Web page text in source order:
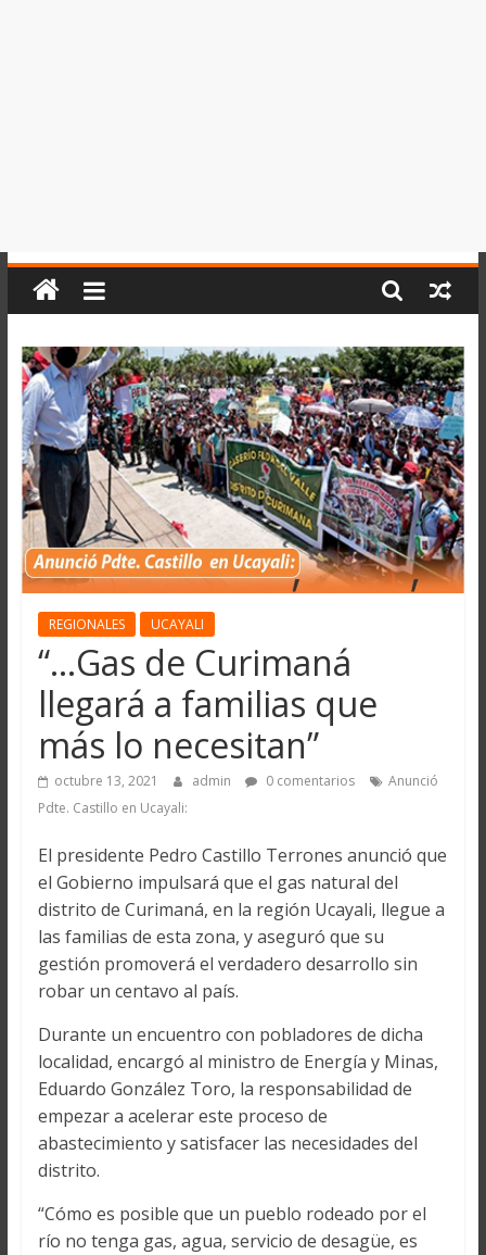
REGIONALES UCAYALI
“…Gas de Curimaná
llegará a familias que
más lo necesitan”
octubre 13, 2021 admin 0 comentarios
Anunció
Pdte. Castillo en Ucayali:
El presidente Pedro Castillo Terrones anunció que
el Gobierno impulsará que el gas natural del
distrito de Curimaná, en la región Ucayali, llegue a
las familias de esta zona, y aseguró que su
gestión promoverá el verdadero desarrollo sin
robar un centavo al país.
Durante un encuentro con pobladores de dicha
localidad, encargó al ministro de Energía y Minas,
Eduardo González Toro, la responsabilidad de
empezar a acelerar este proceso de
abastecimiento y satisfacer las necesidades del
distrito.
“Cómo es posible que un pueblo rodeado por el
río no tenga gas, agua, servicio de desagüe, es